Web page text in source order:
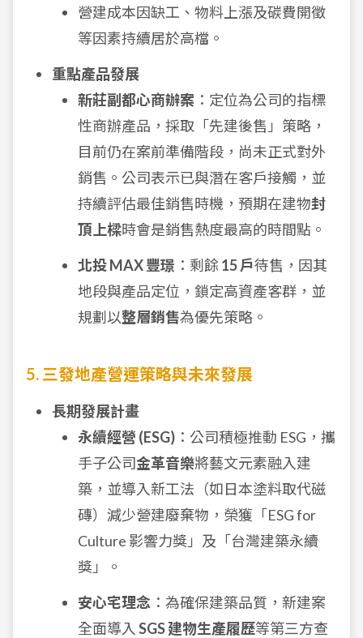
營建成本因缺工、物料上漲及碳費開徵
等因素持續居於高檔。
重點產品發展
新莊副都心商辦案 ：定位為公司的指標
性商辦產品，採取「先建後售」策略，
目前仍在案前準備階段，尚未正式對外
銷售。公司表示已與潛在客戶接觸，並
持續評估最佳銷售時機，預期在建物封
頂上樑時會是銷售熱度最高的時間點。
北投 MAX 豐璟 ：剩餘 15 戶待售，因其
地段與產品定位，鎖定高資產客群，並
規劃以整層銷售為優先策略。
5. 三發地產營運策略與未來發展
長期發展計畫
永續經營 (ESG) ：公司積極推動 ESG，攜
手子公司金革音樂將藝文元素融入建
築，並導入新工法（如日本塗料取代磁
磚）減少營建廢棄物，榮獲「ESG for
Culture 影響力獎」及「台灣建築永續
獎」。
安心宅理念 ：為確保建築品質，新建案
全面導入 SGS 建物生產履歷等第三方查